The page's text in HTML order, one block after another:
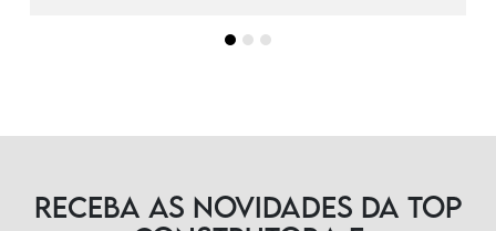
Receba as novidades da TOP